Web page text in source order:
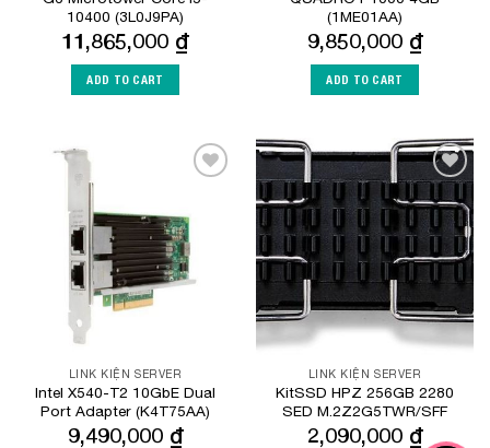
10400 (3L0J9PA)
11,865,000 ₫
ADD TO CART
(1ME01AA)
9,850,000 ₫
ADD TO CART
LINK KIỆN SERVER
Intel X540-T2 10GbE Dual
Port Adapter (K4T75AA)
9,490,000 ₫
Wishlist
LINK KIỆN SERVER
KitSSD HPZ 256GB 2280
SED M.2Z2G5TWR/SFF
2,090,000 ₫